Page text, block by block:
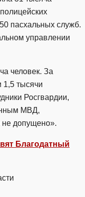
пасхальных служб.
управлении
человек. За
1,5 тысячи
Росгвардии,
МВД,
не допущено».
Благодатный